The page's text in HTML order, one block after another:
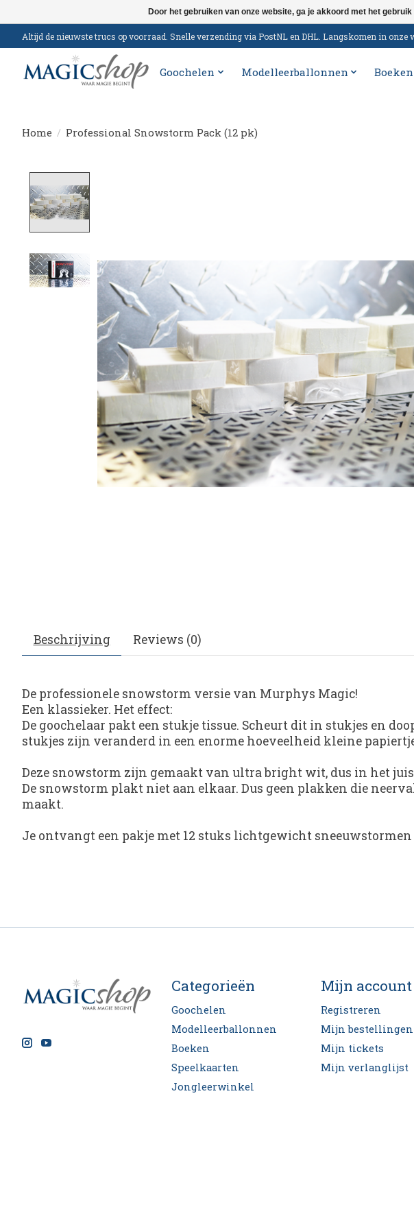
Altijd de nieuwste trucs op voorraad. Snelle verzending via PostNL en DHL. Langskomen in
Goochelen Modelleerballonnen Boeken
Home / Professional Snowstorm Pack (12 pk)
Beschrijving Reviews (0)
De professionele snowstorm versie van Murphys Magic!
Een klassieker. Het effect:
De goochelaar pakt een stukje tissue. Scheurt dit in stukjes en
stukjes zijn veranderd in een enorme hoeveelheid kleine
Deze snowstorm zijn gemaakt van ultra bright wit, dus in het
De snowstorm plakt niet aan elkaar. Dus geen plakken die
maakt.
Je ontvangt een pakje met 12 stuks lichtgewicht
Categorieën
Goochelen
Modelleerballonnen
Boeken
Speelkaarten
Jongleerwinkel
Mijn account
Registreren
Mijn bestellingen
Mijn tickets
Mijn verlanglijst
Door het gebruiken van onze website, ga je akkoord met het